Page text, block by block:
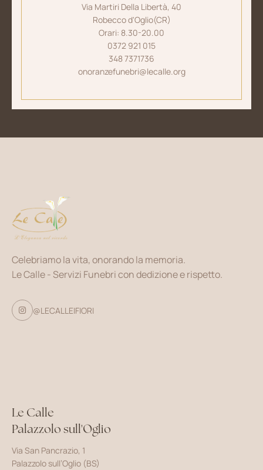
Via Martiri Della Libertà, 40
Robecco d'Oglio(CR)
Orari: 8.30-20.00
0372 921 015
348 7371736
onoranzefunebri@lecalle.org
Celebriamo la vita, onorando la memoria.
Le Calle - Servizi Funebri con dedizione e rispetto.
 @LECALLEIFIORI
Le Calle
Palazzolo sull'Oglio
Via San Pancrazio, 1
Palazzolo sull’Oglio (BS)